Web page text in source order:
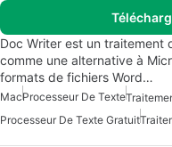
Doc Writer est un traitement
comme une alternative à
formats de fichiers Word…
MacProcesseur De Texte
Processeur De Texte Gratuit